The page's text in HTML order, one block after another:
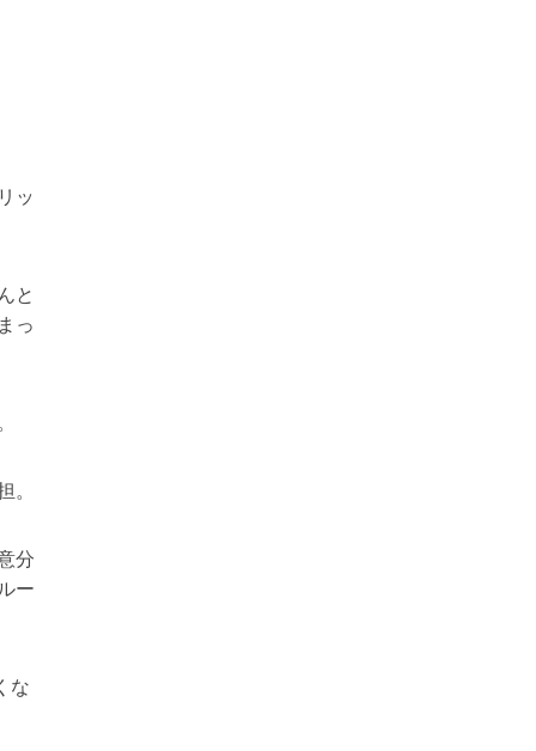
ッ
と
っ
分
ー
な